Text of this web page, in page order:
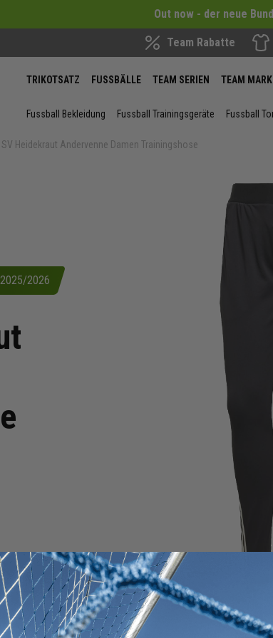
Out now - der neue
Team Rabatte
TRIKOTSATZ FUSSBÄLLE TEAM SERIEN TEAM
Fussball Bekleidung Fussball Trainingsgeräte Fussball
Heidekraut Andervenne Damen Trainingshose
2025/2026
Zum
Anfang
der